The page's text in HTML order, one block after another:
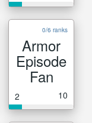
0/6 ranks
Armor
Episode
Fan
2 10